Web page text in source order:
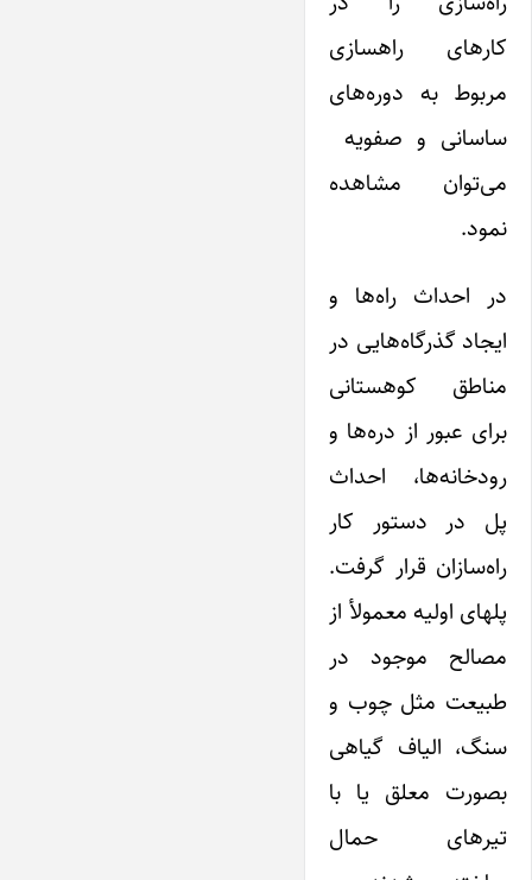
کارهای راهسازی
مربوط به دوره‌های
ساسانی و صفویه
می‌توان مشاهده
نمود.
در احداث راه‌ها و
ایجاد گذرگاه‌هایی در
مناطق کوهستانی
برای عبور از دره‌ها و
رودخانه‌ها، احداث
پل در دستور کار
راه‌سازان قرار گرفت.
پلهای اولیه معمولأ از
مصالح موجود در
طبیعت مثل چوب و
سنگ، الیاف گیاهی
بصورت معلق یا با
تیرهای حمال